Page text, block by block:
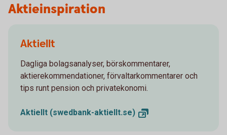
Aktieinspiration
Aktiellt
Dagliga bolagsanalyser, börskommentarer,
aktierekommendationer, förvaltarkommentarer och
tips runt pension och privatekonomi.
Aktiellt (swedbank-aktiellt.se)